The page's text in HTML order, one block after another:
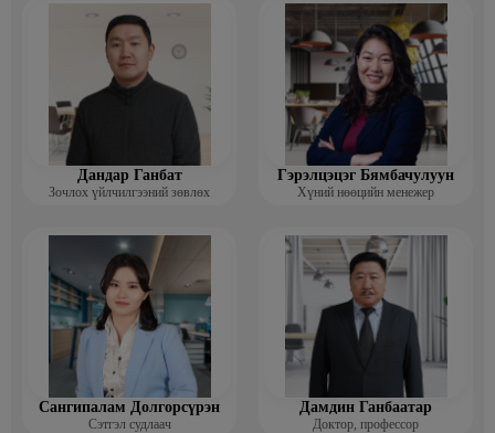
Дандар Ганбат
Зочлох үйлчилгээний зөвлөх
Гэрэлцэцэг Бямбачулуун
Хүний нөөцийн менежер
Сангипалам Долгорсүрэн
Сэтгэл судлаач
Дамдин Ганбаатар
Доктор, профессор